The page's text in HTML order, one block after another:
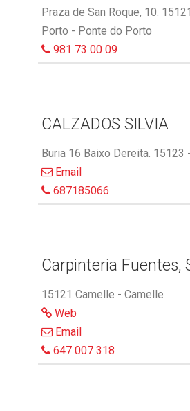
Praza de San Roque, 10.
Porto - Ponte do Porto
981 73 00 09
CALZADOS SILVIA
Buria 16 Baixo Dereita. 15123
Email
687185066
Carpinteria Fuentes,
15121 Camelle - Camelle
Web
Email
647 007 318